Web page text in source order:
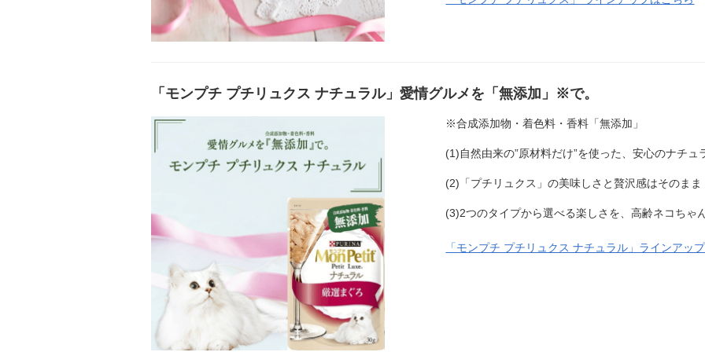
「モンプチ プチリュクス ナチュラル」愛情グルメを「無添加」※で。
※合成添加物・着色料・香料「無添加」
(1)自然由来の”原材料だけ”を使った、安心のナチュ
(2)「プチリュクス」の美味しさと贅沢感はそのまま
(3)2つのタイプから選べる楽しさを、高齢ネコちゃ
「モンプチ プチリュクス ナチュラル」ラインアッ